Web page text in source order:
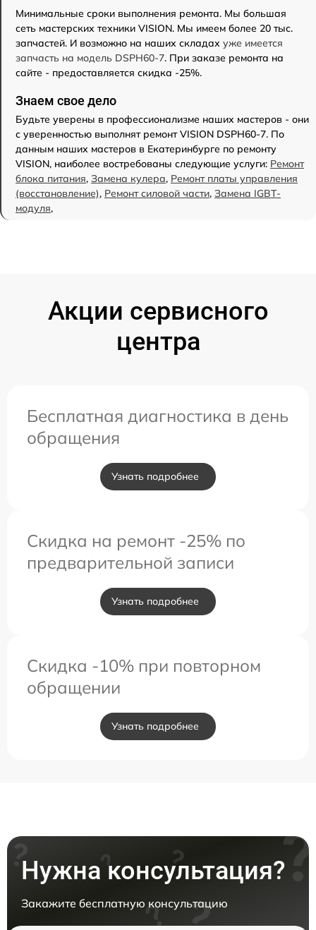
Минимальные сроки выполнения ремонта. Мы большая
сеть мастерских техники VISION. Мы имеем более 20 тыс.
запчастей. И возможно на наших складах уже имеется
запчасть на модель DSPH60-7. При заказе ремонта на
сайте - предоставляется скидка -25%.
Знаем свое дело
Будьте уверены в профессионализме наших мастеров - они
с уверенностью выполнят ремонт VISION DSPH60-7. По
данным наших мастеров в Екатеринбурге по ремонту
VISION, наиболее востребованы следующие услуги: Ремонт
блока питания, Замена кулера, Ремонт платы управления
(восстановление), Ремонт силовой части, Замена IGBT-
модуля,
Акции сервисного
центра
Бесплатная диагностика в день
обращения
Узнать подробнее
Скидка на ремонт -25% по
предварительной записи
Узнать подробнее
Скидка -10% при повторном
обращении
Узнать подробнее
Нужна консультация?
Закажите бесплатную консультацию